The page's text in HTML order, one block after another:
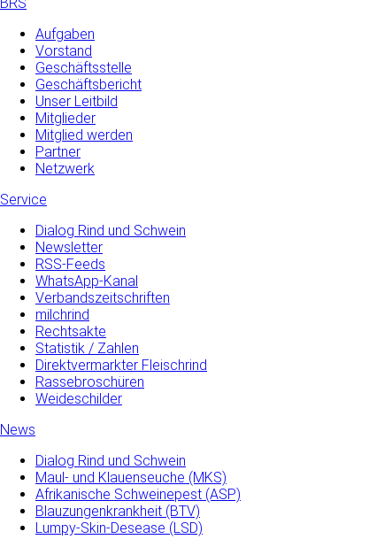
Aufgaben
Vorstand
Geschäftsstelle
Geschäftsbericht
Unser Leitbild
Mitglieder
Mitglied werden
Partner
Netzwerk
Service
Dialog Rind und Schwein
Newsletter
RSS-Feeds
WhatsApp-Kanal
Verbandszeitschriften
milchrind
Rechtsakte
Statistik / Zahlen
Direktvermarkter Fleischrind
Rassebroschüren
Weideschilder
News
Dialog Rind und Schwein
Maul- und­ Klauenseuche­ (MKS)
Afrikanische Schweinepest (ASP)
Blauzungenkrankheit (BTV)
Lumpy-Skin-Desease (LSD)